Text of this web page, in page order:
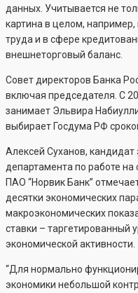
данных. Учитывается не
картина в целом, например,
труда и в сфере
внешнеторговый баланс.
Совет директоров Банка
включая председателя. С
занимает Эльвира
выбирает Госдума РФ
Алексей Суханов, кандидат
департамента по работе
ПАО “Норвик Банк”
десятки экономических
макроэкономических
ставки – таргетированный
экономической активности.
“Для нормально
экономики небольшой